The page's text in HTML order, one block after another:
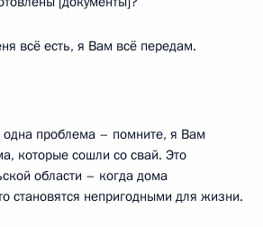
всё есть, я Вам всё передам.
проблема – помните, я Вам
которые сошли со свай. Это
области – когда дома
становятся непригодными для жизни.